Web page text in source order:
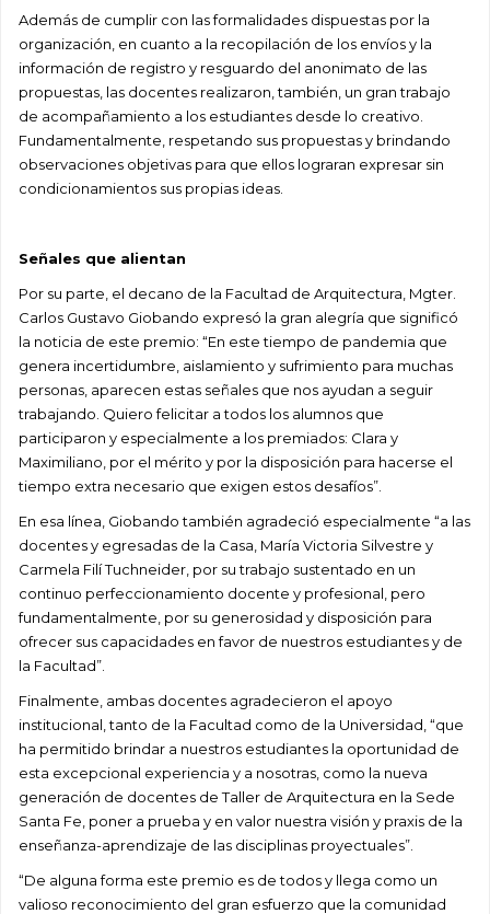
Además de cumplir con las formalidades dispuestas por la
organización, en cuanto a la recopilación de los envíos y la
información de registro y resguardo del anonimato de las
propuestas, las docentes realizaron, también, un gran trabajo
de acompañamiento a los estudiantes desde lo creativo.
Fundamentalmente, respetando sus propuestas y brindando
observaciones objetivas para que ellos lograran expresar sin
condicionamientos sus propias ideas.
Señales que alientan
Por su parte, el decano de la Facultad de Arquitectura, Mgter.
Carlos Gustavo Giobando expresó la gran alegría que significó
la noticia de este premio: “En este tiempo de pandemia que
genera incertidumbre, aislamiento y sufrimiento para muchas
personas, aparecen estas señales que nos ayudan a seguir
trabajando. Quiero felicitar a todos los alumnos que
participaron y especialmente a los premiados: Clara y
Maximiliano, por el mérito y por la disposición para hacerse el
tiempo extra necesario que exigen estos desafíos”.
En esa línea, Giobando también agradeció especialmente “a las
docentes y egresadas de la Casa, María Victoria Silvestre y
Carmela Filí Tuchneider, por su trabajo sustentado en un
continuo perfeccionamiento docente y profesional, pero
fundamentalmente, por su generosidad y disposición para
ofrecer sus capacidades en favor de nuestros estudiantes y de
la Facultad”.
Finalmente, ambas docentes agradecieron el apoyo
institucional, tanto de la Facultad como de la Universidad, “que
ha permitido brindar a nuestros estudiantes la oportunidad de
esta excepcional experiencia y a nosotras, como la nueva
generación de docentes de Taller de Arquitectura en la Sede
Santa Fe, poner a prueba y en valor nuestra visión y praxis de la
enseñanza-aprendizaje de las disciplinas proyectuales”.
“De alguna forma este premio es de todos y llega como un
valioso reconocimiento del gran esfuerzo que la comunidad